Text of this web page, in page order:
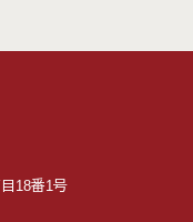
18番1号